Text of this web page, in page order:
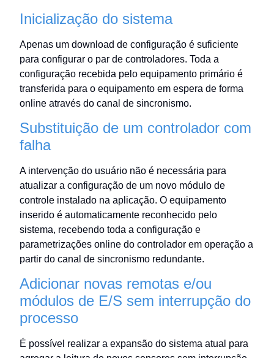
Inicialização do sistema
Apenas um download de configuração é suficiente
para configurar o par de controladores. Toda a
configuração recebida pelo equipamento primário é
transferida para o equipamento em espera de forma
online através do canal de sincronismo.
Substituição de um controlador com
falha
A intervenção do usuário não é necessária para
atualizar a configuração de um novo módulo de
controle instalado na aplicação. O equipamento
inserido é automaticamente reconhecido pelo
sistema, recebendo toda a configuração e
parametrizações online do controlador em operação a
partir do canal de sincronismo redundante.
Adicionar novas remotas e/ou
módulos de E/S sem interrupção do
processo
É possível realizar a expansão do sistema atual para